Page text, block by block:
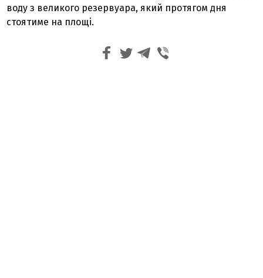
воду з великого резервуара, який протягом дня
стоятиме на площі.